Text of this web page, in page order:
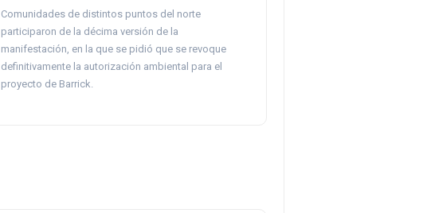
Comunidades de distintos puntos del norte
participaron de la décima versión de la
manifestación, en la que se pidió que se revoque
definitivamente la autorización ambiental para el
proyecto de Barrick.